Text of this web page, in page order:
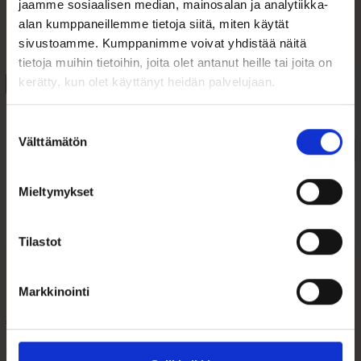
jaamme sosiaalisen median, mainosalan ja analytiikka-
alan kumppaneillemme tietoja siitä, miten käytät
sivustoamme. Kumppanimme voivat yhdistää näitä
tietoja muihin tietoihin, joita olet antanut heille tai joita on
kerätty, kun olet käyttänyt heidän palvelujaan.
valinta
Välttämätön
Mieltymykset
Tilastot
Markkinointi
Tutustu myös
ALE 21%
125,00
Alkuperäinen
Nykyinen
ALE 48%
Kihlasormus Teräs ja
Alkuperäinen
Nykyinen